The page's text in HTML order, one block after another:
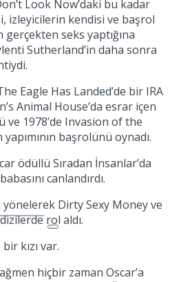
Look Now’daki bu kadar
izleyicilerin kendisi ve başrol
seks yaptığına
Sutherland’in daha sonra
Eagle Has Landed’de bir IRA
Animal House’da esrar içen
1978’de Invasion of the
başrolünü oynadı.
ödüllü Sıradan İnsanlar’da
canlandırdı.
yönelerek Dirty Sexy Money ve
rol aldı.
kızı var.
hiçbir zaman Oscar’a